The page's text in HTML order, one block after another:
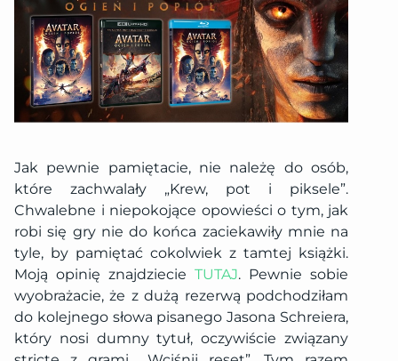
Jak pewnie pamiętacie, nie należę do osób,
które zachwalały „Krew, pot i piksele”.
Chwalebne i niepokojące opowieści o tym, jak
robi się gry nie do końca zaciekawiły mnie na
tyle, by pamiętać cokolwiek z tamtej książki.
Moją opinię znajdziecie TUTAJ. Pewnie sobie
wyobrażacie, że z dużą rezerwą podchodziłam
do kolejnego słowa pisanego Jasona Schreiera,
który nosi dumny tytuł, oczywiście związany